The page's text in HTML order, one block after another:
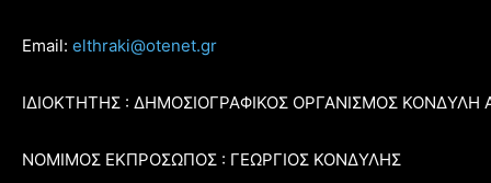
Email: elthraki@otenet.gr
ΙΔΙΟΚΤΗΤΗΣ : ΔΗΜΟΣΙΟΓΡΑΦΙΚΟΣ ΟΡΓΑΝΙΣΜΟΣ ΚΟΝΔΥΛΗ
ΝΟΜΙΜΟΣ ΕΚΠΡΟΣΩΠΟΣ : ΓΕΩΡΓΙΟΣ ΚΟΝΔΥΛΗΣ